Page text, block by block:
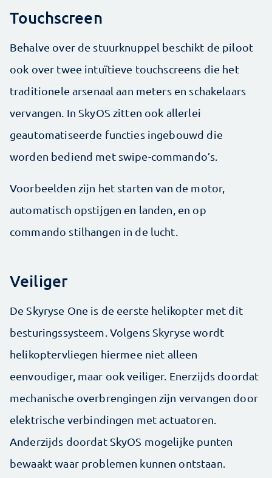
Touchscreen
Behalve over de stuurknuppel beschikt de piloot
ook over twee intuïtieve touchscreens die het
traditionele arsenaal aan meters en schakelaars
vervangen. In SkyOS zitten ook allerlei
geautomatiseerde functies ingebouwd die
worden bediend met swipe-commando’s.
Voorbeelden zijn het starten van de motor,
automatisch opstijgen en landen, en op
commando stilhangen in de lucht.
Veiliger
De Skyryse One is de eerste helikopter met dit
besturingssysteem. Volgens Skyryse wordt
helikoptervliegen hiermee niet alleen
eenvoudiger, maar ook veiliger. Enerzijds doordat
mechanische overbrengingen zijn vervangen door
elektrische verbindingen met actuatoren.
Anderzijds doordat SkyOS mogelijke punten
bewaakt waar problemen kunnen ontstaan.